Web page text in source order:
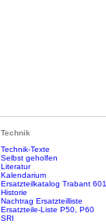
Technik
Technik-Texte
Selbst geholfen
Literatur
Kalendarium
Ersatzteilkatalog Trabant 601
Historie
Nachtrag Ersatzteilliste
Ersatzteile-Liste P50, P60
SRI